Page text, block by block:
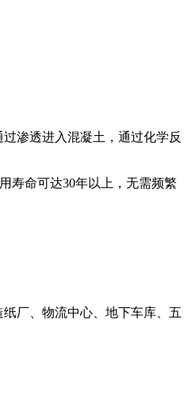
渗透进入混凝土，通过化学反
寿命可达30年以上，无需频繁
厂、物流中心、地下车库、五